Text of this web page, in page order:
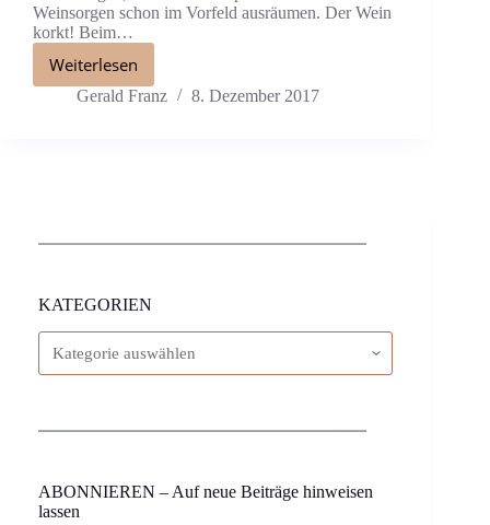
Weinsorgen schon im Vorfeld ausräumen. Der Wein
korkt! Beim…
Weiterlesen
Gerald Franz 8. Dezember 2017
KATEGORIEN
ABONNIEREN – Auf neue Beiträge hinweisen
lassen